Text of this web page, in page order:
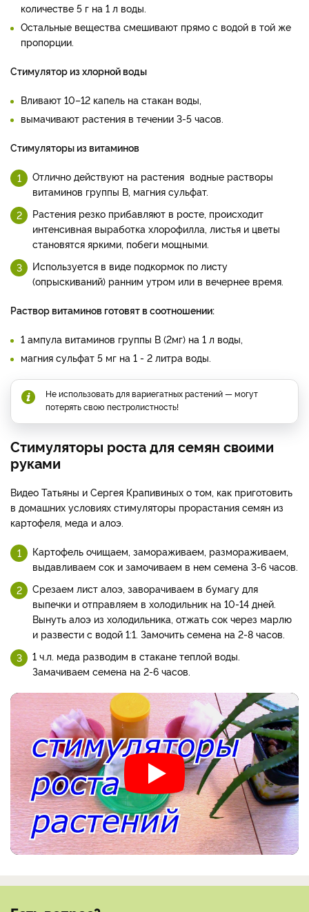
количестве 5 г на 1 л воды.
Остальные вещества смешивают прямо с водой в той же
пропорции.
Стимулятор из хлорной воды
Вливают 10–12 капель на стакан воды,
вымачивают растения в течении 3-5 часов.
Стимуляторы из витаминов
Отлично действуют на растения водные растворы
витаминов группы В, магния сульфат.
Растения резко прибавляют в росте, происходит
интенсивная выработка хлорофилла, листья и цветы
становятся яркими, побеги мощными.
Используется в виде подкормок по листу
(опрыскиваний) ранним утром или в вечернее время.
Раствор витаминов готовят в соотношении:
1 ампула витаминов группы В (2мг) на 1 л воды,
магния сульфат 5 мг на 1 - 2 литра воды.
Не использовать для вариегатных растений — могут
потерять свою пестролистность!
Стимуляторы роста для семян своими
руками
Видео Татьяны и Сергея Крапивиных о том, как приготовить
в домашних условиях стимуляторы прорастания семян из
картофеля, меда и алоэ.
Картофель очищаем, замораживаем, размораживаем,
выдавливаем сок и замочиваем в нем семена 3-6 часов.
Срезаем лист алоэ, заворачиваем в бумагу для
выпечки и отправляем в холодильник на 10-14 дней.
Вынуть алоэ из холодильника, отжать сок через марлю
и развести с водой 1:1. Замочить семена на 2-8 часов.
1 ч.л. меда разводим в стакане теплой воды.
Замачиваем семена на 2-6 часов.